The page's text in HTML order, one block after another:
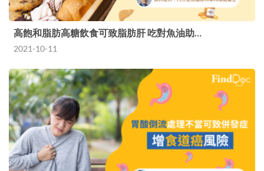
高飽和脂肪高糖飲食可致脂肪肝 吃對魚油助…
2021-10-11